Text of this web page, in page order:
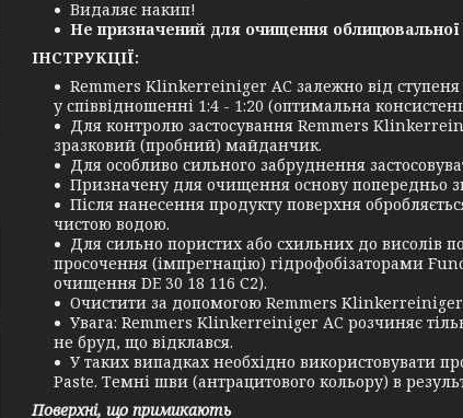
Видаляє накип!
Не призначений для очищення облицювальної
ІНСТРУКЦІЇ:
Remmers Klinkerreiniger AC залежно від
у співвідношенні 1:4 - 1:20 (оптимальна
Для контролю застосування Remmers
зразковий (пробний) майданчик.
Для особливо сильного забруднення
Призначену для очищення основу попередньо
Після нанесення продукту поверхня
чистою водою.
Для сильно пористих або схильних до висолів
просочення (імпрегнацію) гідрофобізаторами
очищення DE 30 18 116 С2).
Очистити за допомогою Remmers
Увага: Remmers Klinkerreiniger AC розчиняє
не бруд, що відклався.
У таких випадках необхідно використовувати
Paste. Темні шви (антрацитового кольору) в
Поверхні, що примикають